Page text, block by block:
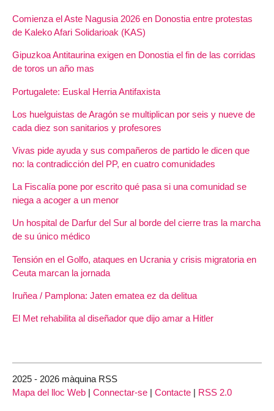
Comienza el Aste Nagusia 2026 en Donostia entre protestas
de Kaleko Afari Solidarioak (KAS)
Gipuzkoa Antitaurina exigen en Donostia el fin de las corridas
de toros un año mas
Portugalete: Euskal Herria Antifaxista
Los huelguistas de Aragón se multiplican por seis y nueve de
cada diez son sanitarios y profesores
Vivas pide ayuda y sus compañeros de partido le dicen que
no: la contradicción del PP, en cuatro comunidades
La Fiscalía pone por escrito qué pasa si una comunidad se
niega a acoger a un menor
Un hospital de Darfur del Sur al borde del cierre tras la marcha
de su único médico
Tensión en el Golfo, ataques en Ucrania y crisis migratoria en
Ceuta marcan la jornada
Iruñea / Pamplona: Jaten ematea ez da delitua
El Met rehabilita al diseñador que dijo amar a Hitler
2025 - 2026 màquina RSS
Mapa del lloc Web | Connectar-se | Contacte | RSS 2.0